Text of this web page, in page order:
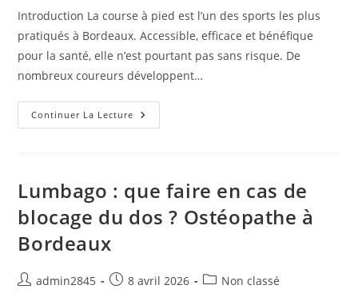
la
publication :
Introduction La course à pied est l’un des sports les plus
pratiqués à Bordeaux. Accessible, efficace et bénéfique
pour la santé, elle n’est pourtant pas sans risque. De
nombreux coureurs développent…
Continuer La Lecture Douleurs
En
Comment
Les
Prévenir
Grâce
À
Lumbago : que faire en cas de
blocage du dos ? Ostéopathe à
Bordeaux
Auteur/autrice
admin2845
Publication
8 avril 2026
PostNon classé